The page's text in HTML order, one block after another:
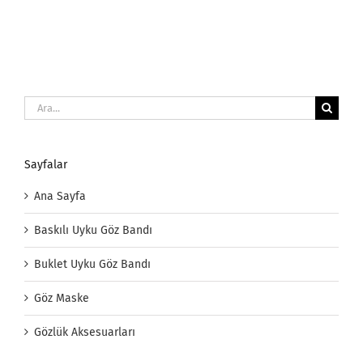
Ara:
Sayfalar
Ana Sayfa
Baskılı Uyku Göz Bandı
Buklet Uyku Göz Bandı
Göz Maske
Gözlük Aksesuarları